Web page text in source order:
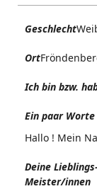
Geschlecht
Ort
Ich bin bzw.
Ein paar
Hallo ! Mein
Deine
Meister/innen